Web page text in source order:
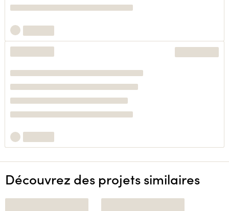
Découvrez des projets similaires